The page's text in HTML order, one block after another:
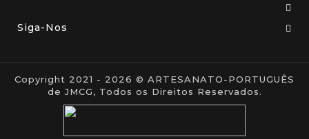
Siga-Nos
Copyright 2021 - 2026 © ARTESANATO-PORTUGUÊS
de JMCG, Todos os Direitos Reservados.